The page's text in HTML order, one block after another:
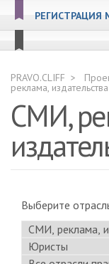
PRAVO.CLIFF
реклама, издательства
СМИ,
Выберите